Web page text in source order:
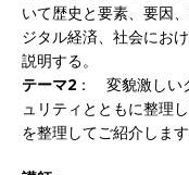
いて歴史と要素、要因
ジタル経済、社会にお
説明する。
テーマ2 ： 変貌激しい
ュリティとともに整理
を整理してご紹介します